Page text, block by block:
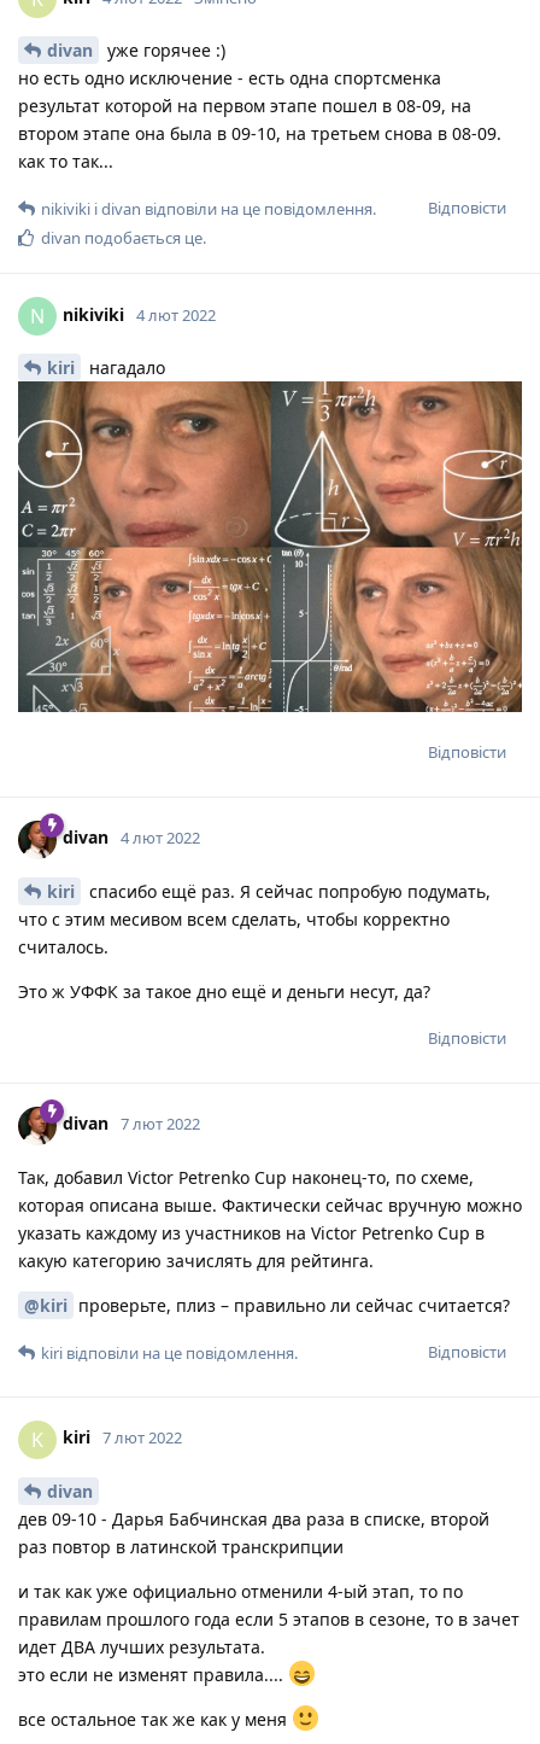
divan
уже горячее :)
но есть одно исключение - есть одна спортсменка
результат которой на первом этапе пошел в 08-09, на
втором этапе она была в 09-10, на третьем снова в 08-09.
как то так...
Відповісти
nikiviki іdivan відповіли на це повідомлення.
divan подобається це.
N nikiviki 4 лют 2022
kiri нагадало
Відповісти
divan 4 лют 2022
kiri
спасибо ещё раз. Я сейчас попробую подумать,
что с этим месивом всем сделать, чтобы корректно
считалось.
Это ж УФФК за такое дно ещё и деньги несут, да?
Відповісти
divan 7 лют 2022
Так, добавил Victor Petrenko Cup наконец-то, по схеме,
которая описана выше. Фактически сейчас вручную можно
указать каждому из участников на Victor Petrenko Cup в
какую категорию зачислять для рейтинга.
@kiri проверьте, плиз – правильно ли сейчас считается?
Відповісти
kiri відповіли на це повідомлення.
K kiri 7 лют 2022
divan
дев 09-10 - Дарья Бабчинская два раза в списке, второй
раз повтор в латинской транскрипции
и так как уже официально отменили 4-ый этап, то по
правилам прошлого года если 5 этапов в сезоне, то в зачет
идет ДВА лучших результата.
это если не изменят правила....
все остальное так же как у меня